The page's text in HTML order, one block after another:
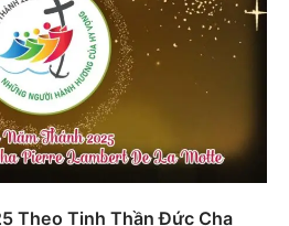
Theo Tinh Thần Đức Cha